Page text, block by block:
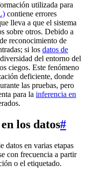
utilizada para
contiene errores
lleva a que el sistema
sobre otros. Debido a
reconocimiento de
si los datos de
del entorno del
ciegos. Este fenómeno
deficiente, donde
las pruebas, pero
para la inferencia en
los datos#
datos en varias etapas
con frecuencia a partir
o el etiquetado.